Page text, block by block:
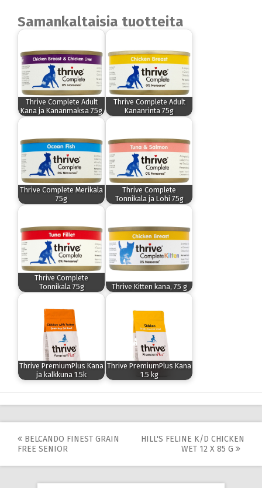
Samankaltaisia tuotteita
Thrive Complete Adult
Kana ja Kananmaksa 75g
Thrive Complete Adult
Kananrinta 75g
Thrive Complete Merikala
75g
Thrive Complete
Tonnikala ja Lohi 75g
Thrive Complete
Tonnikala 75g
Thrive Kitten kana, 75 g
Thrive PremiumPlus Kana
ja kalkkuna 1.5k
Thrive PremiumPlus Kana
1.5 kg
Post
BELCANDO FINEST GRAIN
FREE SENIOR
HILL'S FELINE K/D CHICKEN
WET 12 X 85 G